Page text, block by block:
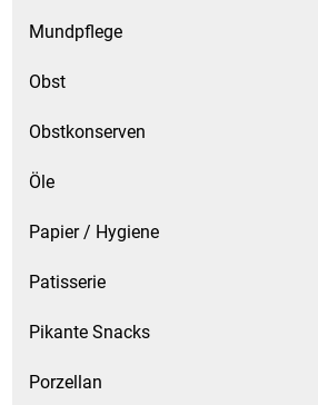
Mundpflege
Obst
Obstkonserven
Öle
Papier / Hygiene
Patisserie
Pikante Snacks
Porzellan